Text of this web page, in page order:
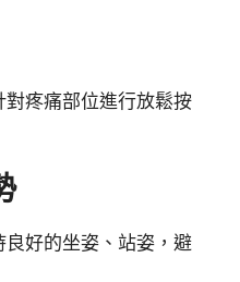
疼痛部位進行放鬆按
好的坐姿、站姿，避